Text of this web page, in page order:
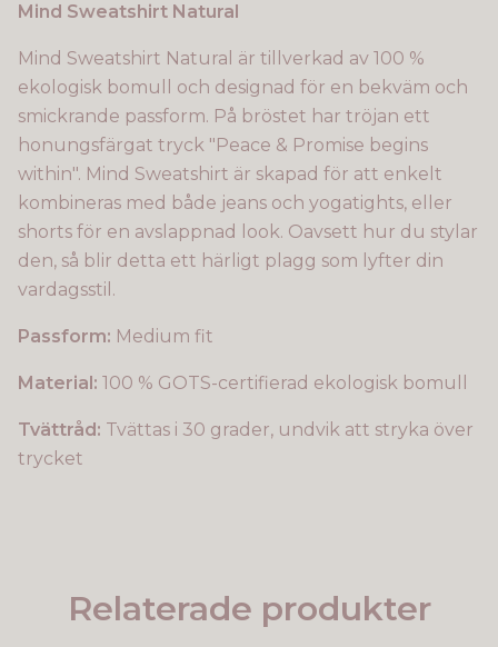
Mind Sweatshirt Natural
Mind Sweatshirt Natural är tillverkad av 100 %
ekologisk bomull och designad för en bekväm och
smickrande passform. På bröstet har tröjan ett
honungsfärgat tryck "Peace & Promise begins
within". Mind Sweatshirt är skapad för att enkelt
kombineras med både jeans och yogatights, eller
shorts för en avslappnad look. Oavsett hur du stylar
den, så blir detta ett härligt plagg som lyfter din
vardagsstil.
Passform: Medium fit
Material: 100 % GOTS-certifierad ekologisk bomull
Tvättråd: Tvättas i 30 grader, undvik att stryka över
trycket
Relaterade produkter